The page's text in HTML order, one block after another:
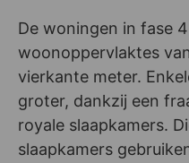
De woningen in fase
woonoppervlaktes
vierkante meter.
groter, dankzij een
royale slaapkamers.
slaapkamers